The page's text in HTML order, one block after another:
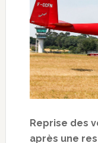
Reprise des
après une